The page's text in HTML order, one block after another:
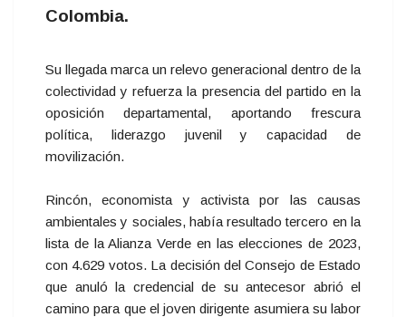
Colombia.
Su llegada marca un relevo generacional dentro de la
colectividad y refuerza la presencia del partido en la
oposición departamental, aportando frescura
política, liderazgo juvenil y capacidad de
movilización.
Rincón, economista y activista por las causas
ambientales y sociales, había resultado tercero en la
lista de la Alianza Verde en las elecciones de 2023,
con 4.629 votos. La decisión del Consejo de Estado
que anuló la credencial de su antecesor abrió el
camino para que el joven dirigente asumiera su labor